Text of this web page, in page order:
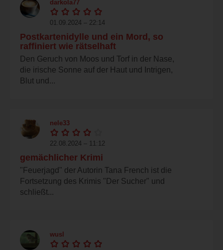
darkola77
01.09.2024 – 22:14
Postkartenidylle und ein Mord, so
raffiniert wie rätselhaft
Den Geruch von Moos und Torf in der Nase,
die irische Sonne auf der Haut und Intrigen,
Blut und...
nele33
22.08.2024 – 11:12
gemächlicher Krimi
"Feuerjagd" der Autorin Tana French ist die
Fortsetzung des Krimis "Der Sucher" und
schließt...
wusl